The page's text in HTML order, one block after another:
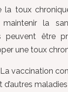
la toux
la
peuvent être
une toux
La vaccination
d’autres